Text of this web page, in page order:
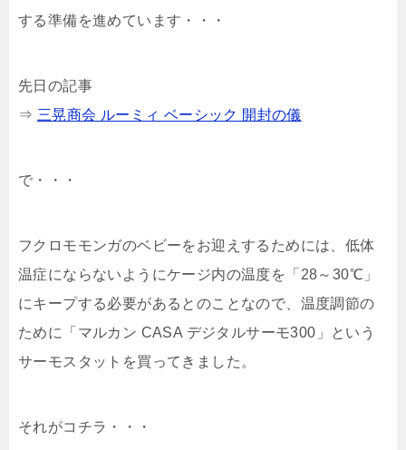
する準備を進めています・・・
先日の記事
⇒ 三晃商会 ルーミィ ベーシック 開封の儀
で・・・
フクロモモンガのベビーをお迎えするためには、低体
温症にならないようにケージ内の温度を「28～30℃」
にキープする必要があるとのことなので、温度調節の
ために「マルカン CASA デジタルサーモ300」という
サーモスタットを買ってきました。
それがコチラ・・・